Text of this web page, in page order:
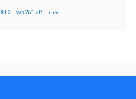
ws2812B xbee